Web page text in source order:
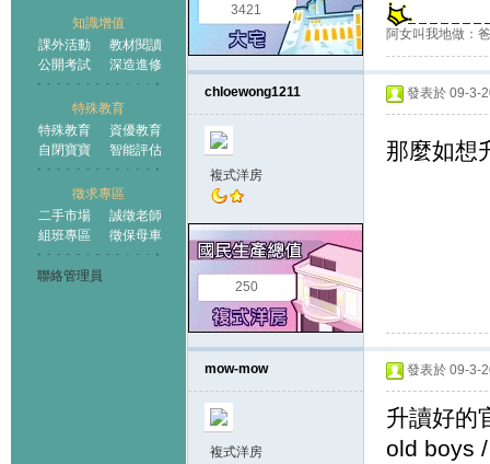
知識增值
課外活動
教材閱讀
公開考試
深造進修
特殊教育
特殊教育
資優教育
自閉寶寶
智能評估
徵求專區
二手市場
誠徵老師
組班專區
徵保母車
聯絡管理員
3421
阿女叫我地做：
chloewong1211
複式洋房
250
發表於 09-3-
那麼如想
mow-mow
複式洋房
發表於 09-3-
升讀好的
old boys